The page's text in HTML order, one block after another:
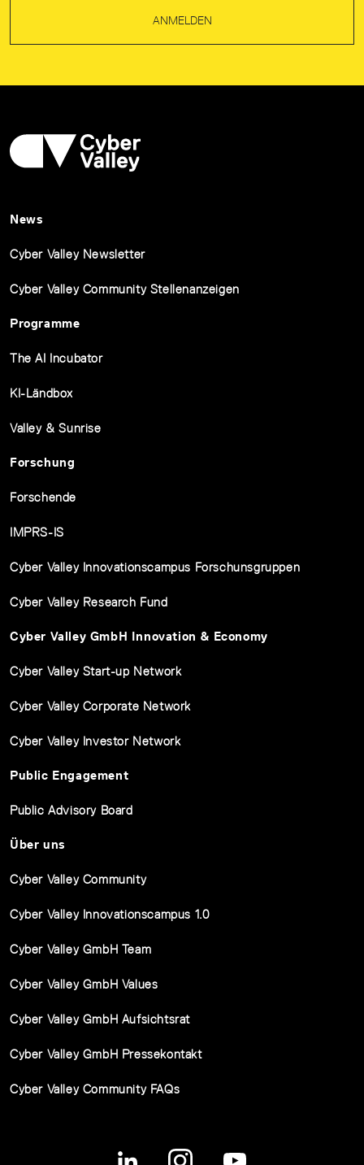
ANMELDEN
News
Cyber Valley Newsletter
Cyber Valley Community Stellenanzeigen
Programme
The AI Incubator
KI-Ländbox
Valley & Sunrise
Forschung
Forschende
IMPRS-IS
Cyber Valley Innovationscampus Forschunsgruppen
Cyber Valley Research Fund
Cyber Valley GmbH Innovation & Economy
Cyber Valley Start-up Network
Cyber Valley Corporate Network
Cyber Valley Investor Network
Public Engagement
Public Advisory Board
Über uns
Cyber Valley Community
Cyber Valley Innovationscampus 1.0
Cyber Valley GmbH Team
Cyber Valley GmbH Values
Cyber Valley GmbH Aufsichtsrat
Cyber Valley GmbH Pressekontakt
Cyber Valley Community FAQs